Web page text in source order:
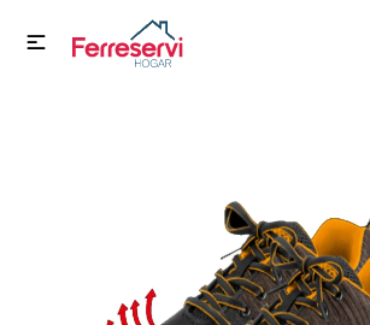

Herramientas y Construcción
Electrodomésticos